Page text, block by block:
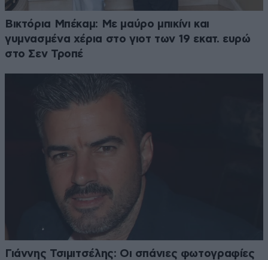
Βικτόρια Μπέκαμ: Με μαύρο μπικίνι και
γυμνασμένα χέρια στο γιοτ των 19 εκατ. ευρώ
στο Σεν Τροπέ
Γιάννης Τσιμιτσέλης: Οι σπάνιες φωτογραφίες